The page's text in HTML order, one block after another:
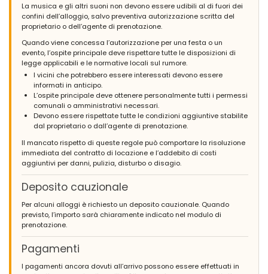
La musica e gli altri suoni non devono essere udibili al di fuori dei
confini dell’alloggio, salvo preventiva autorizzazione scritta del
proprietario o dell’agente di prenotazione.
Quando viene concessa l’autorizzazione per una festa o un
evento, l’ospite principale deve rispettare tutte le disposizioni di
legge applicabili e le normative locali sul rumore.
I vicini che potrebbero essere interessati devono essere
informati in anticipo.
L’ospite principale deve ottenere personalmente tutti i permessi
comunali o amministrativi necessari.
Devono essere rispettate tutte le condizioni aggiuntive stabilite
dal proprietario o dall’agente di prenotazione.
Il mancato rispetto di queste regole può comportare la risoluzione
immediata del contratto di locazione e l’addebito di costi
aggiuntivi per danni, pulizia, disturbo o disagio.
Deposito cauzionale
Per alcuni alloggi è richiesto un deposito cauzionale. Quando
previsto, l’importo sarà chiaramente indicato nel modulo di
prenotazione.
Pagamenti
I pagamenti ancora dovuti all’arrivo possono essere effettuati in